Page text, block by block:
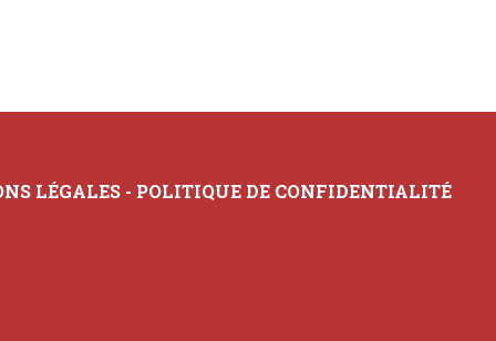
LÉGALES- POLITIQUE DE CONFIDENTIALITÉ